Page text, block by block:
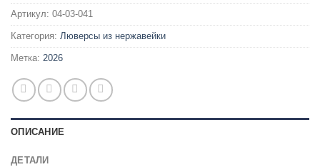
Артикул: 04-03-041
Категория: Люверсы из нержавейки
Метка: 2026
ОПИСАНИЕ
ДЕТАЛИ